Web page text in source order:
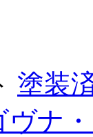
塗装
ナ